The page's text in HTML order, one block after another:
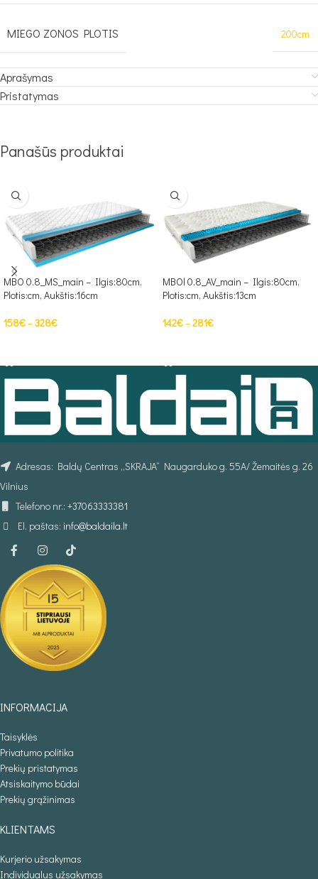
MIEGO ZONOS PLOTIS 200cm
Aprašymas
Pristatymas
Panašūs produktai
MBO 0.8_MS_main – Ilgis:80cm,
Plotis:cm, Aukštis:16cm
158€–328€
MBOl 0.8_AV_main – Ilgis:80cm,
Plotis:cm, Aukštis:13cm
142€–281€
Adresas: Baldų Centras „SKRAJA“ Naugarduko g. 55A/ Žemaitės g. 26
Vilnius
Telefono nr.: +37063333381
El. paštas: info@baldaila.lt
INFORMACIJA
Taisyklės
Privatumo politika
Prekių pristatymas
Atsiskaitymo būdai
Prekių grąžinimas
KLIENTAMS
Kurjerio užsakymas
Individualus užsakymas